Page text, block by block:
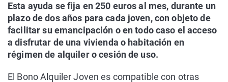
Esta ayuda se fija en 250 euros al mes, durante un
plazo de dos años para cada joven, con objeto de
facilitar su emancipación o en todo caso el acceso
a disfrutar de una vivienda o habitación en
régimen de alquiler o cesión de uso.
El Bono Alquiler Joven es compatible con otras